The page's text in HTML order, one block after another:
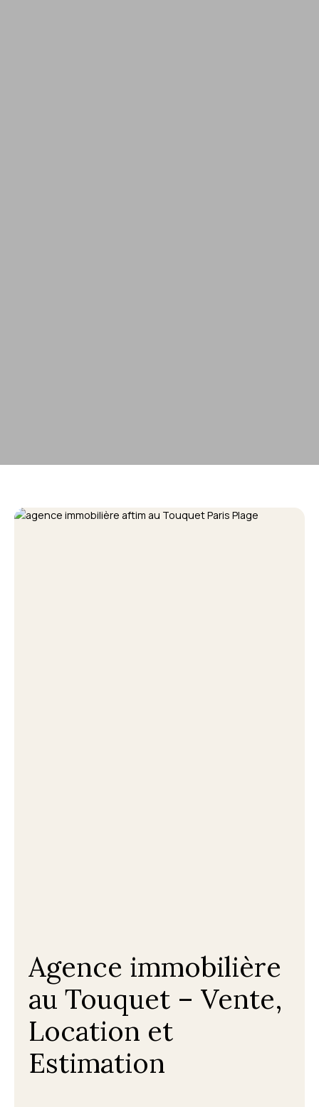
Agence immobilière
au Touquet – Vente,
Location et
Estimation